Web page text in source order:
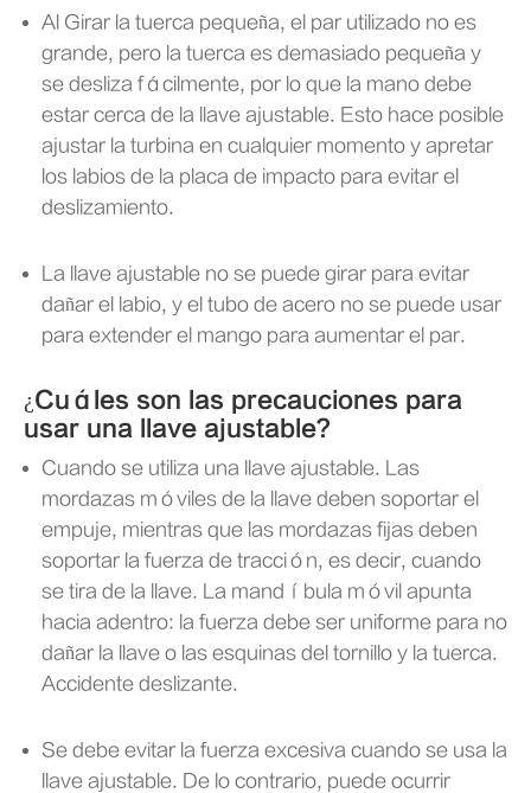
Al Girar la tuerca pequeña, el par utilizado no es
grande, pero la tuerca es demasiado pequeña y
se desliza fácilmente, por lo que la mano debe
estar cerca de la llave ajustable. Esto hace posible
ajustar la turbina en cualquier momento y apretar
los labios de la placa de impacto para evitar el
deslizamiento.
La llave ajustable no se puede girar para evitar
dañar el labio, y el tubo de acero no se puede usar
para extender el mango para aumentar el par.
¿Cuáles son las precauciones para
usar una llave ajustable?
Cuando se utiliza una llave ajustable. Las
mordazas móviles de la llave deben soportar el
empuje, mientras que las mordazas fijas deben
soportar la fuerza de tracción, es decir, cuando
se tira de la llave. La mandíbula móvil apunta
hacia adentro: la fuerza debe ser uniforme para no
dañar la llave o las esquinas del tornillo y la tuerca.
Accidente deslizante.
Se debe evitar la fuerza excesiva cuando se usa la
llave ajustable. De lo contrario, puede ocurrir